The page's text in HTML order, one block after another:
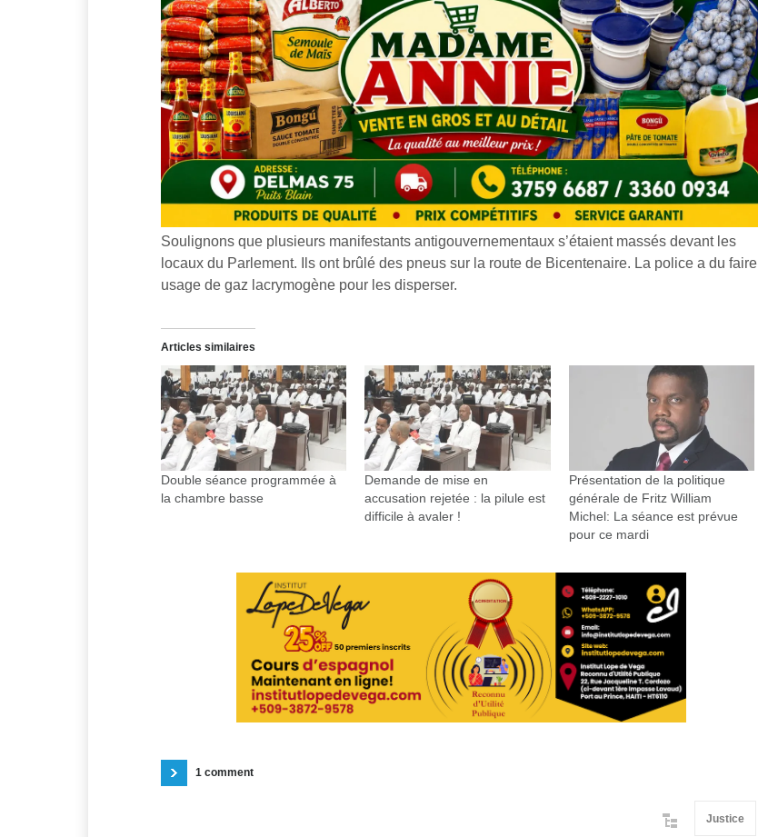
Soulignons que plusieurs manifestants antigouvernementaux s’étaient massés devant les
locaux du Parlement. Ils ont brûlé des pneus sur la route de Bicentenaire. La police a du faire
usage de gaz lacrymogène pour les disperser.
Articles similaires
Double séance programmée à
la chambre basse
Demande de mise en
accusation rejetée : la pilule est
difficile à avaler !
Présentation de la politique
générale de Fritz William
Michel: La séance est prévue
pour ce mardi
1 comment
Justice